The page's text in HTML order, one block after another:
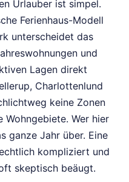
Urlauber ist simpel.
Ferienhaus-Modell
unterscheidet das
und
Lagen direkt
Charlottenlund
keine Zonen
Wohngebiete. Wer hier
ganze Jahr über. Eine
kompliziert und
skeptisch beäugt.